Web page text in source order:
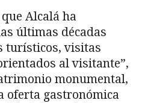
Alcalá ha
últimas décadas
turísticos, visitas
al visitante”,
monumental,
oferta gastronómica